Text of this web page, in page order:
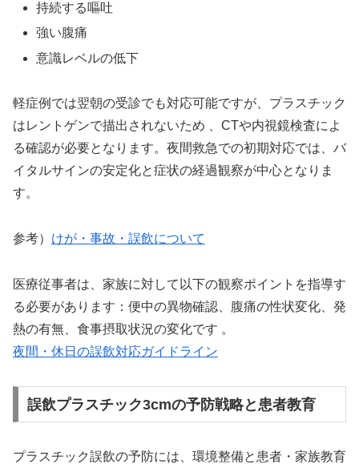
持続する嘔吐
強い腹痛
意識レベルの低下
軽症例では翌朝の受診でも対応可能ですが、プラスチック
はレントゲンで描出されないため 、CTや内視鏡検査によ
る確認が必要となります。夜間救急での初期対応では、バ
イタルサインの安定化と症状の経過観察が中心となりま
す。
参考） けが・事故・誤飲について
医療従事者は、家族に対して以下の観察ポイントを指導す
る必要があります：便中の異物確認、腹痛の性状変化、発
熱の有無、食事摂取状況の変化です 。
夜間・休日の誤飲対応ガイドライン
誤飲プラスチック3cmの予防戦略と患者教育
プラスチック誤飲の予防には、環境整備と患者・家族教育